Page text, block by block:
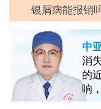
银屑病能报销
中
消
的
响